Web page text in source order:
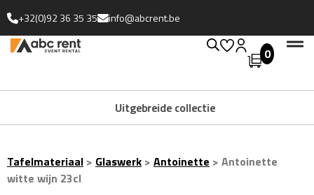
+32(0)92 36 35 35 info@abcrent.be
0
Uitgebreide collectie
Tafelmateriaal > Glaswerk > Antoinette > Antoinette
witte wijn 23cl